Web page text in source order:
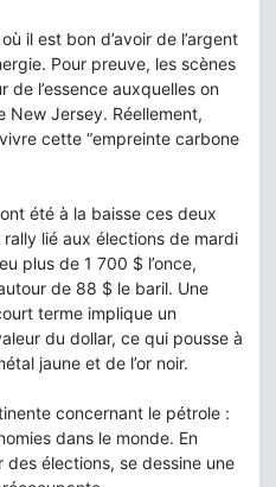
il est bon d’avoir de l’argent
Pour preuve, les scènes
de l’essence auxquelles on
New Jersey. Réellement,
cette “empreinte carbone
été à la baisse ces deux
lié aux élections de mardi
plus de 1 700 $ l’once,
de 88 $ le baril. Une
terme implique un
du dollar, ce qui pousse à
jaune et de l’or noir.
concernant le pétrole :
dans le monde. En
élections, se dessine une